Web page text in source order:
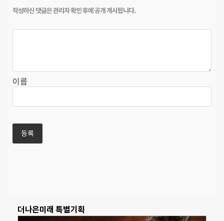
이름
더나은미래 특별기획